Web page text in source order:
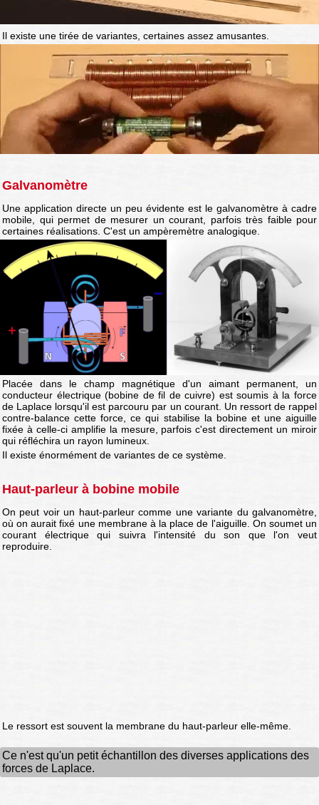
Il existe une tirée de variantes, certaines assez amusantes.
Galvanomètre
Une application directe un peu évidente est le galvanomètre à cadre
mobile, qui permet de mesurer un courant, parfois très faible pour
certaines réalisations. C'est un ampèremètre analogique.
Placée dans le champ magnétique d'un aimant permanent, un
conducteur électrique (bobine de fil de cuivre) est soumis à la force
de Laplace lorsqu'il est parcouru par un courant. Un ressort de rappel
contre-balance cette force, ce qui stabilise la bobine et une aiguille
fixée à celle-ci amplifie la mesure, parfois c'est directement un miroir
qui réfléchira un rayon lumineux.
Il existe énormément de variantes de ce système.
Haut-parleur à bobine mobile
On peut voir un haut-parleur comme une variante du galvanomètre,
où on aurait fixé une membrane à la place de l'aiguille. On soumet un
courant électrique qui suivra l'intensité du son que l'on veut
reproduire.
Le ressort est souvent la membrane du haut-parleur elle-même.
Ce n'est qu'un petit échantillon des diverses applications des
forces de Laplace.